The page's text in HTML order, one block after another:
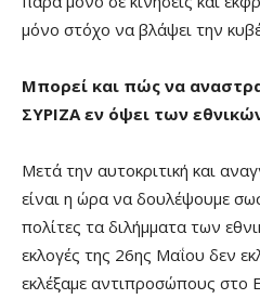
μόνο στόχο να βλάψει την
Μπορεί και πώς να
ΣΥΡΙΖΑ εν όψει των
Μετά την αυτοκριτική και
είναι η ώρα να δουλέψουμε
πολίτες τα διλήμματα των
εκλογές της 26ης Μαΐου δεν
εκλέξαμε αντιπροσώπους στο